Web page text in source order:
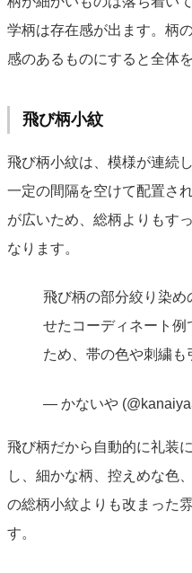
学柄は存在感が出ます。柄
感のあるものにすると全体
飛び柄小紋
飛び柄小紋は、模様が連続
一定の間隔を空けて配置さ
が広いため、総柄よりもす
なります。
飛び柄の部分絞り染め
せたコーディネート例
ため、帯の色や刺繍も
— かないや
飛び柄だから自動的に礼装
し、細かな柄、控えめな色
の総柄小紋よりも改まった
す。